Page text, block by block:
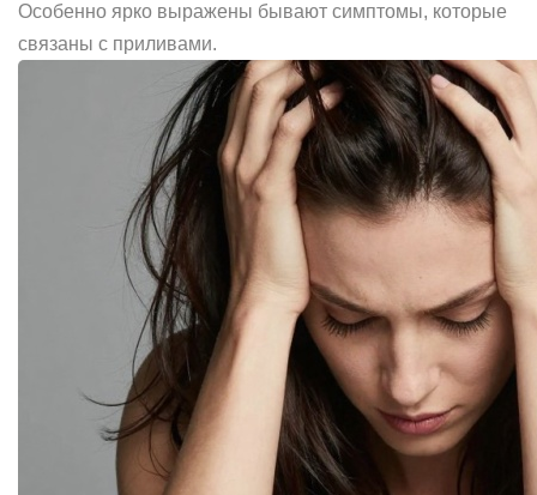
Особенно ярко выражены бывают симптомы, которые
связаны с приливами.